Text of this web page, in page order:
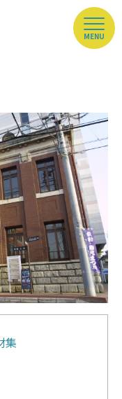
MENU
集